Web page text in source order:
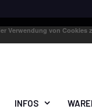
INFOS
Verwendung von Cookies